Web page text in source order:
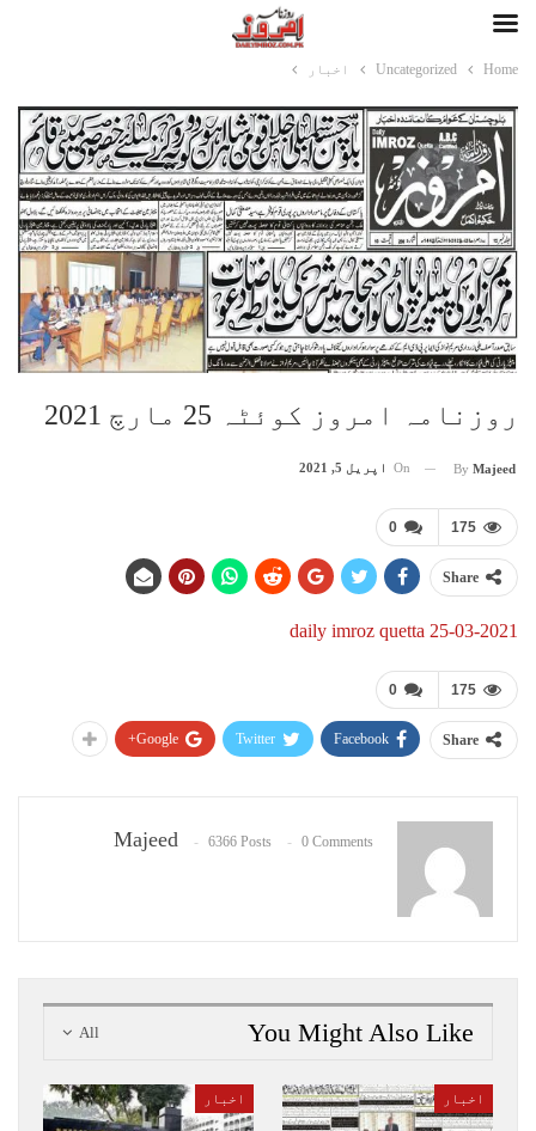
Home
Uncategorized اخبار
روزنامہ امروز کوئٹہ 25 مارچ 2021
By Majeed
On اپریل 5, 2021
0 175
Share
daily imroz quetta 25-03-2021
0 175
Share
Facebook
Twitter
Google+
Majeed 6366 Posts 0 Comments
All You Might Also Like
اخبار اخبار